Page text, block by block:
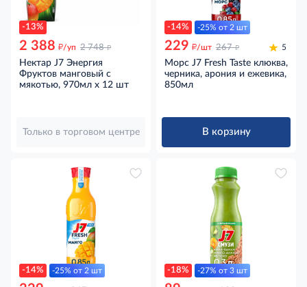
-13%
2 388 д/уп 2 748 д
Нектар J7 Энергия
Фруктов манговый с
мякотью, 970мл x 12 шт
Только в торговом центре
-14% -25% от 2 шт
229 д/шт 267 д 5
Морс J7 Fresh Taste клюква,
черника, арония и ежевика,
850мл
В корзину
-14% -25% от 2 шт -18% -27% от 3 шт